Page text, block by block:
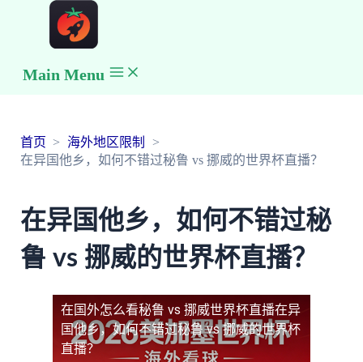
Main Menu
首页
海外地区限制
在异国他乡，如何不错过秘鲁 vs 挪威的世界杯直播？
在异国他乡，如何不错过秘
鲁 vs 挪威的世界杯直播？
在国外怎么看秘鲁 vs 挪威世界杯直播在异
国他乡，如何不错过秘鲁 vs 挪威的世界杯
直播？